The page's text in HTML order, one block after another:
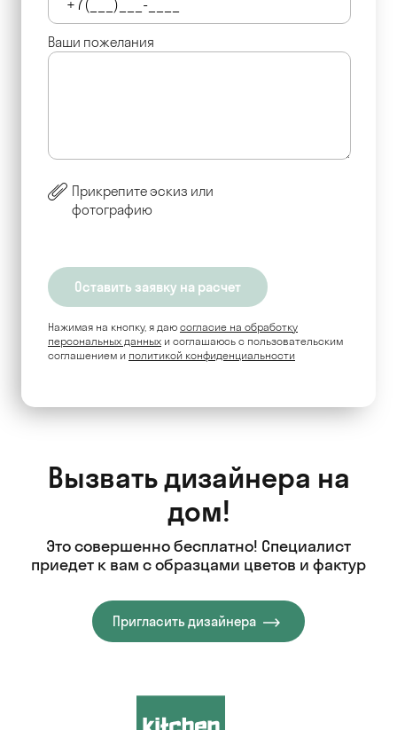
Ваши пожелания
Прикрепите эскиз или
фотографию
Нажимая на кнопку, я даю согласие на обработку
персональных данных и соглашаюсь c пользовательским
соглашением и политикой конфиденциальности
Вызвать дизайнера на
дом!
Это совершенно бесплатно! Специалист
приедет к вам с образцами цветов и фактур
Пригласить дизайнера